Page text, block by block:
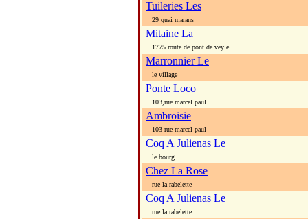
Tuileries Les
29 quai marans
Mitaine La
1775 route de pont de veyle
Marronnier Le
le village
Ponte Loco
103,rue marcel paul
Ambroisie
103 rue marcel paul
Coq A Julienas Le
le bourg
Chez La Rose
rue la rabelette
Coq A Julienas Le
rue la rabelette